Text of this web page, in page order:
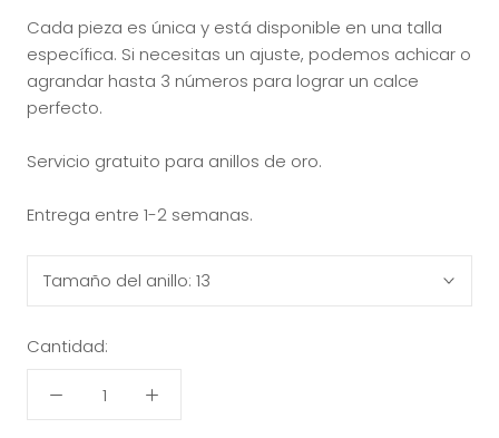
Cada pieza es única y está disponible en una talla
específica. Si necesitas un ajuste, podemos achicar o
agrandar hasta 3 números para lograr un calce
perfecto.
Servicio gratuito para anillos de oro.
Entrega entre 1-2 semanas.
Tamaño del anillo: 13
Cantidad: